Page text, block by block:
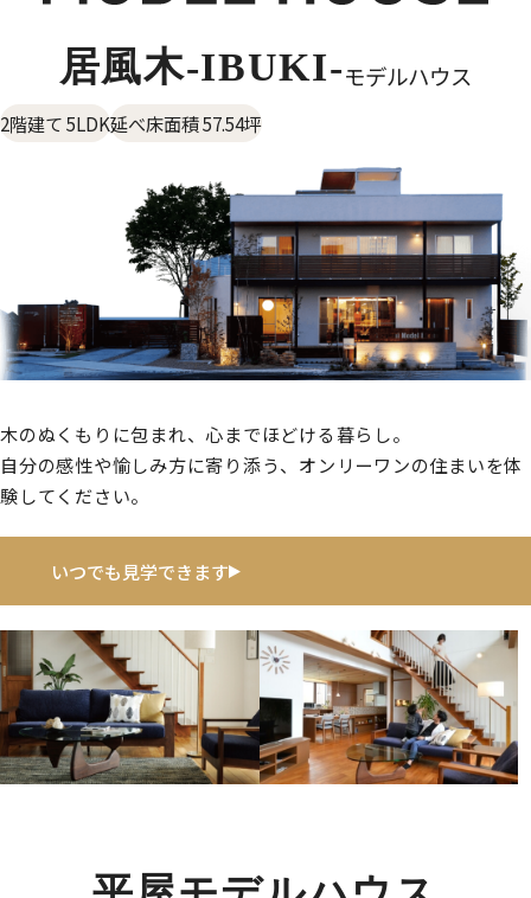
居風木-IBUKI-モデルハウス
2階建て 5LDK延べ床面積 57.54坪
木のぬくもりに包まれ、心までほどける暮らし。
自分の感性や愉しみ方に寄り添う、オンリーワンの住まいを体
験してください。
いつでも見学できます